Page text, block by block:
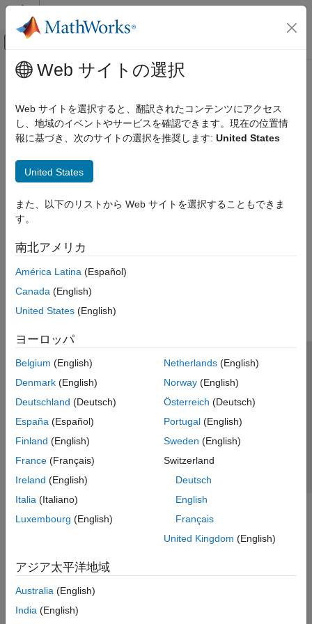
コンテンツへスキップ
オフキャンバス ナビゲーション メ
ドキュメンテーションのホーム
カテゴリ
Curve Fitting Toolbox
Deep Learning Toolbox
Deep Learning Toolbox 入門
用途
Simulink を使用した深層学習
の前処理
深層ニューラル ネットワークのインポー
トと構築
深層ニューラル ネットワークの学習
検証
クの展開
Text Analytics Toolbox
メインコンテンツ
Web サイトの選択
Web サイトを選択すると、翻訳されたコンテンツにアクセス
し、地域のイベントやサービスを確認できます。現在の位置情
報に基づき、次のサイトの選択を推奨します: United States
United States
また、以下のリストから Web サイトを選択することもできま
す。
南北アメリカ
América Latina (Español)
Canada (English)
United States (English)
ヨーロッパ
Belgium (English)
Denmark (English)
Deutschland (Deutsch)
España (Español)
Finland (English)
France (Français)
Ireland (English)
Italia (Italiano)
Luxembourg (English)
Netherlands(English)
Norway(English)
Österreich (Deutsch)
Portugal(English)
Sweden (English)
Switzerland
Deutsch
English
Français
United Kingdom (English)
アジア太平洋地域
Australia (English)
India (English)
トラストセンター
プライバシー ポリシー
違法コピー防止
アプリケーション ステータス
© 1994-2026 The MathWorks, Inc.